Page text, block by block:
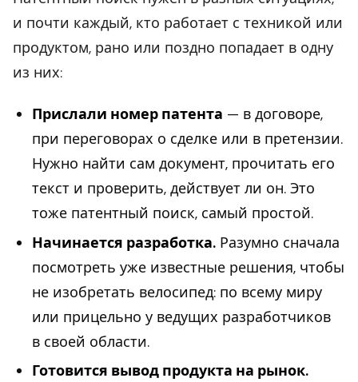
и почти каждый, кто работает с техникой или
продуктом, рано или поздно попадает в одну
из них:
Прислали номер патента — в договоре,
при переговорах о сделке или в претензии.
Нужно найти сам документ, прочитать его
текст и проверить, действует ли он. Это
тоже патентный поиск, самый простой.
Начинается разработка. Разумно сначала
посмотреть уже известные решения, чтобы
не изобретать велосипед: по всему миру
или прицельно у ведущих разработчиков
в своей области.
Готовится вывод продукта на рынок.